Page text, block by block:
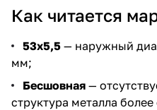
Как читается
53х5,5 — наружный
мм;
Бесшовная —
структура металла